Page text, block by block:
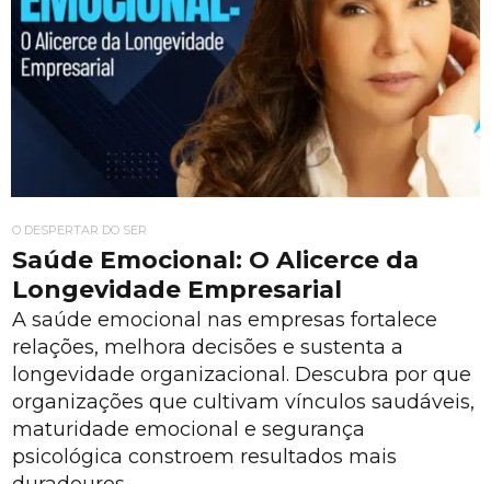
O DESPERTAR DO SER
Saúde Emocional: O Alicerce da
Longevidade Empresarial
A saúde emocional nas empresas fortalece
relações, melhora decisões e sustenta a
longevidade organizacional. Descubra por que
organizações que cultivam vínculos saudáveis,
maturidade emocional e segurança
psicológica constroem resultados mais